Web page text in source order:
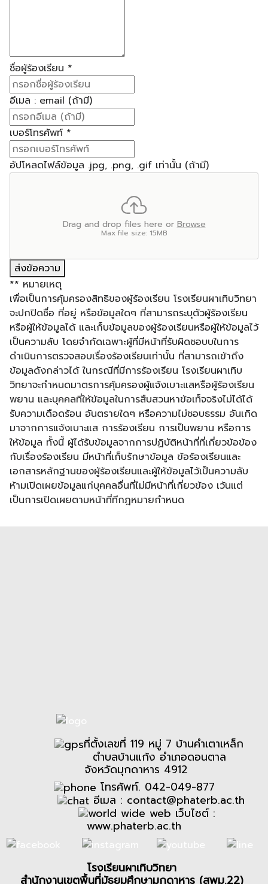
ชื่อผู้ร้องเรียน *
อีเมล : email (ถ้ามี)
เบอร์โทรศัพท์ *
อัปโหลดไฟล์ข้อมูล .jpg, .png, .gif เท่านั้น (ถ้ามี)
Drag and drop files here or Browse
Max file size: 15MB
ส่งข้อความ
** หมายเหตุ
เพื่อเป็นการคุ้มครองสิทธิของผู้ร้องเรียน โรงเรียนผาเทิบวิทยา
จะปกปิดชื่อ ที่อยู่ หรือข้อมูลใดๆ ที่สามารถระบุตัวผู้ร้องเรียน
หรือผู้ให้ข้อมูลได้ และเก็บข้อมูลของผู้ร้องเรียนหรือผู้ให้ข้อมูลไว้
เป็นความลับ โดยจำกัดเฉพาะผู้ที่มีหน้าที่รับผิดชอบบในการ
ดำเนินการตรวจสอบเรื่องร้องเรียนเท่านั้น ที่สามารถเข้าถึง
ข้อมูลดังกล่าวได้ ในกรณีที่มีการร้องเรียน โรงเรียนผาเทิบ
วิทยาจะกำหนดมาตรการคุ้มครองผู้แจ้งเบาะแสหรือผู้ร้องเรียน
พยาน และบุคคลที่ให้ข้อมูลในการสืบสวนหาข้อเท็จจริงไม่ได้ได้
รับความเดือดร้อน อันตรายใดๆ หรือความไม่ชอบธรรม อันเกิด
มาจากการแจ้งเบาะแส การร้องเรียน การเป็นพยาน หรือการ
ให้ข้อมูล ทั้งนี้ ผู้ได้รับข้อมูลจากการปฏิบัติหน้าที่ที่เกี่ยวข้อข้อง
กับเรื่องร้องเรียน มีหน้าที่เก็บรักษาข้อมูล ข้อร้องเรียนและ
เอกสารหลักฐานของผู้ร้องเรียนและผู้ให้ข้อมูลไว้เป็นความลับ
ห้ามเปิดเผยข้อมูลแก่บุคคลอื่นที่ไม่มีหน้าที่เกี่ยวข้อง เว้นแต่
เป็นการเปิดเผยตามหน้าที่ทีกฎหมายกำหนด
ที่ตั้งเลขที่ 119 หมู่ 7 บ้านคำเตาเหล็ก
ตำบลบ้านแก้ง อำเภอดอนตาล
จังหวัดมุกดาหาร 4912
โทรศัพท์. 042-049-877
อีเมล : contact@phaterb.ac.th
เว็บไซต์ :
www.phaterb.ac.th
โรงเรียนผาเทิบวิทยา
สำนักงานเขตพื้นที่มัธยมศึกษามุกดาหาร (สพม.22)